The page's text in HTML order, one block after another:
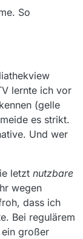
So
lernte ich vor
(gelle
es strikt.
Und wer
letzt nutzbare
wegen
dass ich
Bei regulärem
großer